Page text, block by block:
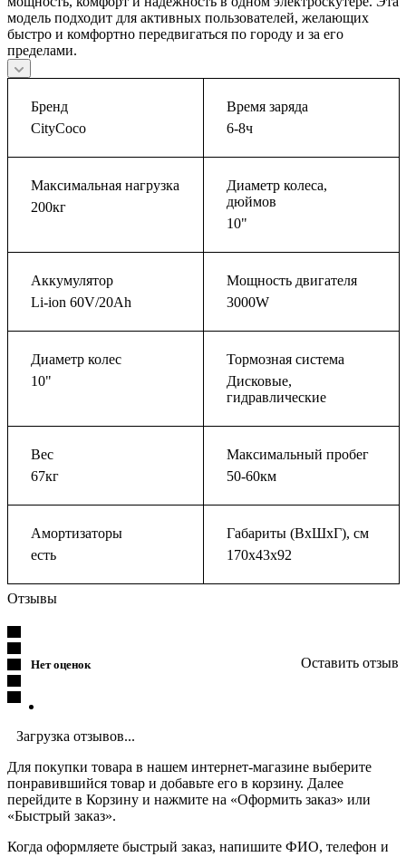
модель подходит для активных пользователей, желающих
быстро и комфортно передвигаться по городу и за его
пределами.
Бренд
CityCoco
Время заряда
6-8ч
Максимальная нагрузка
200кг
Диаметр колеса,
дюймов
10"
Аккумулятор
Li-ion 60V/20Ah
Мощность двигателя
3000W
Диаметр колес
10"
Тормозная система
Дисковые,
гидравлические
Вес
67кг
Максимальный пробег
50-60км
Амортизаторы
есть
Габариты (ВхШхГ), см
170х43х92
Отзывы
Нет оценок Оставить отзыв
Загрузка отзывов...
Для покупки товара в нашем интернет-магазине выберите
понравившийся товар и добавьте его в корзину. Далее
перейдите в Корзину и нажмите на «Оформить заказ» или
«Быстрый заказ».
Когда оформляете быстрый заказ, напишите ФИО, телефон и